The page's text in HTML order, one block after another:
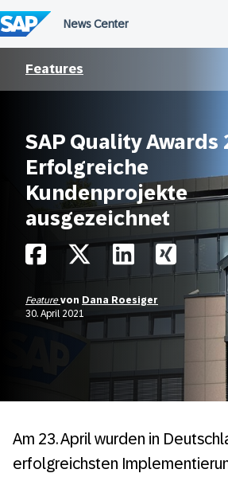
Features
SAP Quality Awards
Erfolgreiche
Kundenprojekte
ausgezeichnet
Featurevon Dana Roesiger
30. April 2021
Am 23. April wurden in
erfolgreichsten